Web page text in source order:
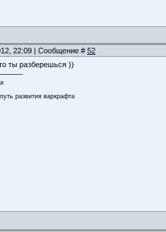
22:09 | Сообщение # 52
ты разберешься ))
развития варкрафта